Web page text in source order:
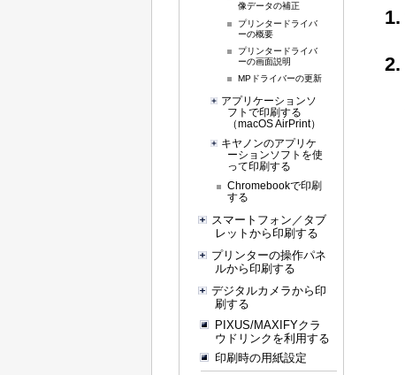
像データの補正
プリンタードライバ
ーの概要
プリンタードライバ
ーの画面説明
MPドライバーの更新
アプリケーションソ
フトで印刷する
（macOS AirPrint）
キヤノンのアプリケ
ーションソフトを使
って印刷する
Chromebookで印刷
する
スマートフォン／タブ
レットから印刷する
プリンターの操作パネ
ルから印刷する
デジタルカメラから印
刷する
PIXUS/MAXIFYクラ
ウドリンクを利用する
印刷時の用紙設定